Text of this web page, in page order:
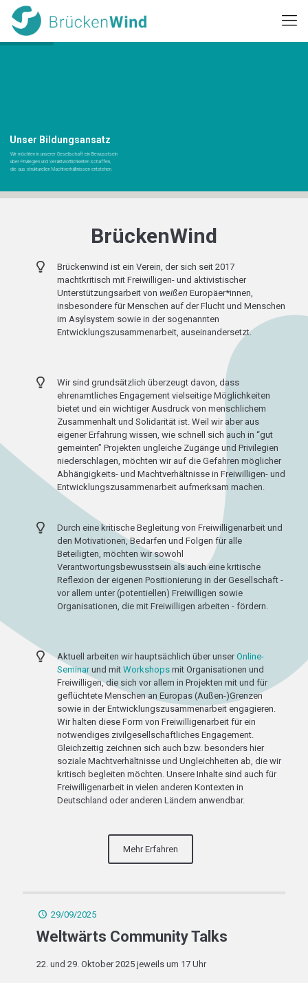
Wir möchten in unserer Gesellschaft ein Bewusstsein
über Privilegien und Verantwortlichkeiten schaffen,
die aus strukturellen Machtverhältnissen entstehen.
Unser Bildungsansatz
BrückenWind
Brückenwind ist ein Verein, der sich seit 2017
machtkritisch mit Freiwilligen- und aktivistischer
Unterstützungsarbeit von weißen Europäer*innen,
insbesondere für Menschen auf der Flucht und Menschen
im Asylsystem sowie in der sogenannten
Entwicklungszusammenarbeit, auseinandersetzt.
Wir sind grundsätzlich überzeugt davon, dass
ehrenamtliches Engagement vielseitige Möglichkeiten
bietet und ein wichtiger Ausdruck von menschlichem
Zusammenhalt und Solidarität ist. Weil wir aber aus
eigener Erfahrung wissen, wie schnell sich auch in “gut
gemeinten” Projekten ungleiche Zugänge und Privilegien
niederschlagen, möchten wir auf die Gefahren möglicher
Abhängigkeits- und Machtverhältnisse in Freiwilligen- und
Entwicklungszusammenarbeit aufmerksam machen.
Durch eine kritische Begleitung von Freiwilligenarbeit und
den Motivationen, Bedarfen und Folgen für alle
Beteiligten, möchten wir sowohl
Verantwortungsbewusstsein als auch eine kritische
Reflexion der eigenen Positionierung in der Gesellschaft -
vor allem unter (potentiellen) Freiwilligen sowie
Organisationen, die mit Freiwilligen arbeiten - fördern.
Aktuell arbeiten wir hauptsächlich über unserOnline-
Seminarund mit Workshops mit Organisationen und
Freiwilligen, die sich vor allem in Projekten mit und für
geflüchtete Menschen an Europas (Außen-)Grenzen
sowie in der Entwicklungszusammenarbeit engagieren.
Wir halten diese Form von Freiwilligenarbeit für ein
notwendiges zivilgesellschaftliches Engagement.
Gleichzeitig zeichnen sich auch bzw. besonders hier
soziale Machtverhältnisse und Ungleichheiten ab, die wir
kritisch begleiten möchten. Unsere Inhalte sind auch für
Freiwilligenarbeit in vielen anderen Kontexten in
Deutschland oder anderen Ländern anwendbar.
Mehr Erfahren
29/09/2025
Weltwärts Community Talks
22. und 29. Oktober 2025 jeweils um 17 Uhr